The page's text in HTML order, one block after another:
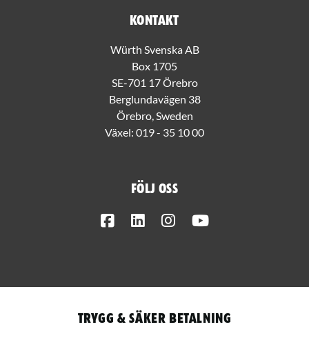
Kontakt
Würth Svenska AB
Box 1705
SE-701 17 Örebro
Berglundavägen 38
Örebro, Sweden
Växel: 019 - 35 10 00
Följ oss
FacebookLinkedInInstagram
Trygg & säker betalning